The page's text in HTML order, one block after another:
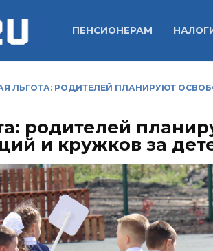
ПЕНСИОНЕРАМ
ЛЬГОТА: РОДИТЕЛЕЙ ПЛАНИРУЮТ
родителей
и кружков за